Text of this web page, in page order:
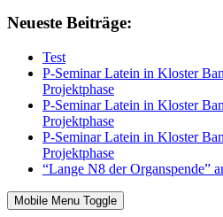
Neueste Beiträge:
Test
P-Seminar Latein in Kloster
Projektphase
P-Seminar Latein in Kloster
Projektphase
P-Seminar Latein in Kloster
Projektphase
“Lange N8 der Organspende”
Mobile Menu Toggle